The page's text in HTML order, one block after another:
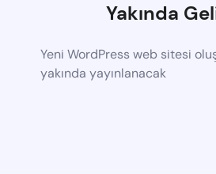
Yakında
Yeni WordPress web sitesi
yakında yayınlanacak